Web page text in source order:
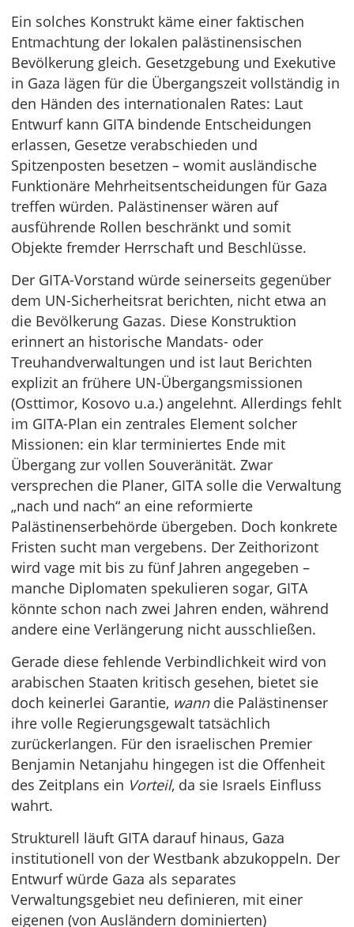
Ein solches Konstrukt käme einer faktischen
Entmachtung der lokalen palästinensischen
Bevölkerung gleich. Gesetzgebung und Exekutive
in Gaza lägen für die Übergangszeit vollständig in
den Händen des internationalen Rates: Laut
Entwurf kann GITA bindende Entscheidungen
erlassen, Gesetze verabschieden und
Spitzenposten besetzen – womit ausländische
Funktionäre Mehrheitsentscheidungen für Gaza
treffen würden. Palästinenser wären auf
ausführende Rollen beschränkt und somit
Objekte fremder Herrschaft und Beschlüsse.
Der GITA-Vorstand würde seinerseits gegenüber
dem UN-Sicherheitsrat berichten, nicht etwa an
die Bevölkerung Gazas. Diese Konstruktion
erinnert an historische Mandats- oder
Treuhandverwaltungen und ist laut Berichten
explizit an frühere UN-Übergangsmissionen
(Osttimor, Kosovo u.a.) angelehnt. Allerdings fehlt
im GITA-Plan ein zentrales Element solcher
Missionen: ein klar terminiertes Ende mit
Übergang zur vollen Souveränität. Zwar
versprechen die Planer, GITA solle die Verwaltung
„nach und nach“ an eine reformierte
Palästinenserbehörde übergeben. Doch konkrete
Fristen sucht man vergebens. Der Zeithorizont
wird vage mit bis zu fünf Jahren angegeben –
manche Diplomaten spekulieren sogar, GITA
könnte schon nach zwei Jahren enden, während
andere eine Verlängerung nicht ausschließen.
Gerade diese fehlende Verbindlichkeit wird von
arabischen Staaten kritisch gesehen, bietet sie
doch keinerlei Garantie, wanndie Palästinenser
ihre volle Regierungsgewalt tatsächlich
zurückerlangen. Für den israelischen Premier
Benjamin Netanjahu hingegen ist die Offenheit
des Zeitplans ein Vorteil, da sie Israels Einfluss
wahrt.
Strukturell läuft GITA darauf hinaus, Gaza
institutionell von der Westbank abzukoppeln. Der
Entwurf würde Gaza als separates
Verwaltungsgebiet neu definieren, mit einer
eigenen (von Ausländern dominierten)